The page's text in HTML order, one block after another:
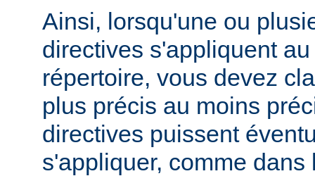
Ainsi, lorsqu'une ou
directives s'appliquent
répertoire, vous devez
plus précis au moins
directives puissent
s'appliquer, comme